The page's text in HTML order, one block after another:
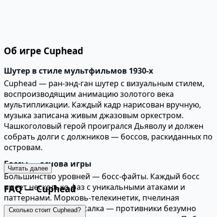
Об игре Cuphead
Шутер в стиле мультфильмов 1930-х
Cuphead — ран-энд-ган шутер с визуальным стилем,
воспроизводящим анимацию золотого века
мультипликации. Каждый кадр нарисован вручную,
музыка записана живым джазовым оркестром.
Чашкоголовый герой проигрался Дьяволу и должен
собрать долги с должников — боссов, раскиданных по
островам.
Боссы — основа игры
Большинство уровней — босс-файты. Каждый босс
имеет несколько фаз с уникальными атаками и
паттернами. Морковь-телекинетик, пчелиная
королева, дракон, русалка — противники безумно
Читать далее
FAQ — Cuphead
Сколько стоит Cuphead?